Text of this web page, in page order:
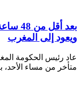
بعد
ويعود إلى المغرب
عاد رئيس الحكومة
متأخر من مساء